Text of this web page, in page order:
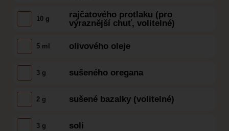
10 g
rajčatového protlaku (pro
výraznější chuť, volitelné)
5 ml olivového oleje
3 g sušeného oregana
2 g sušené bazalky (volitelné)
3 g soli